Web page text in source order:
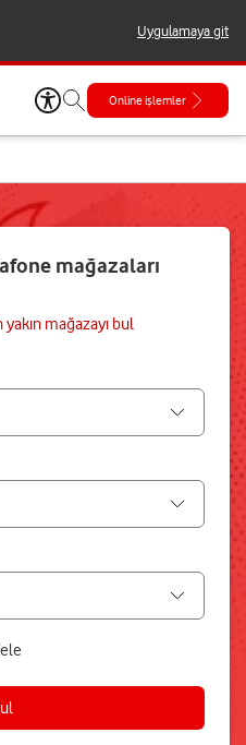
Uygulamaya git
Online işlemler
mağazaları
mağazayı bul